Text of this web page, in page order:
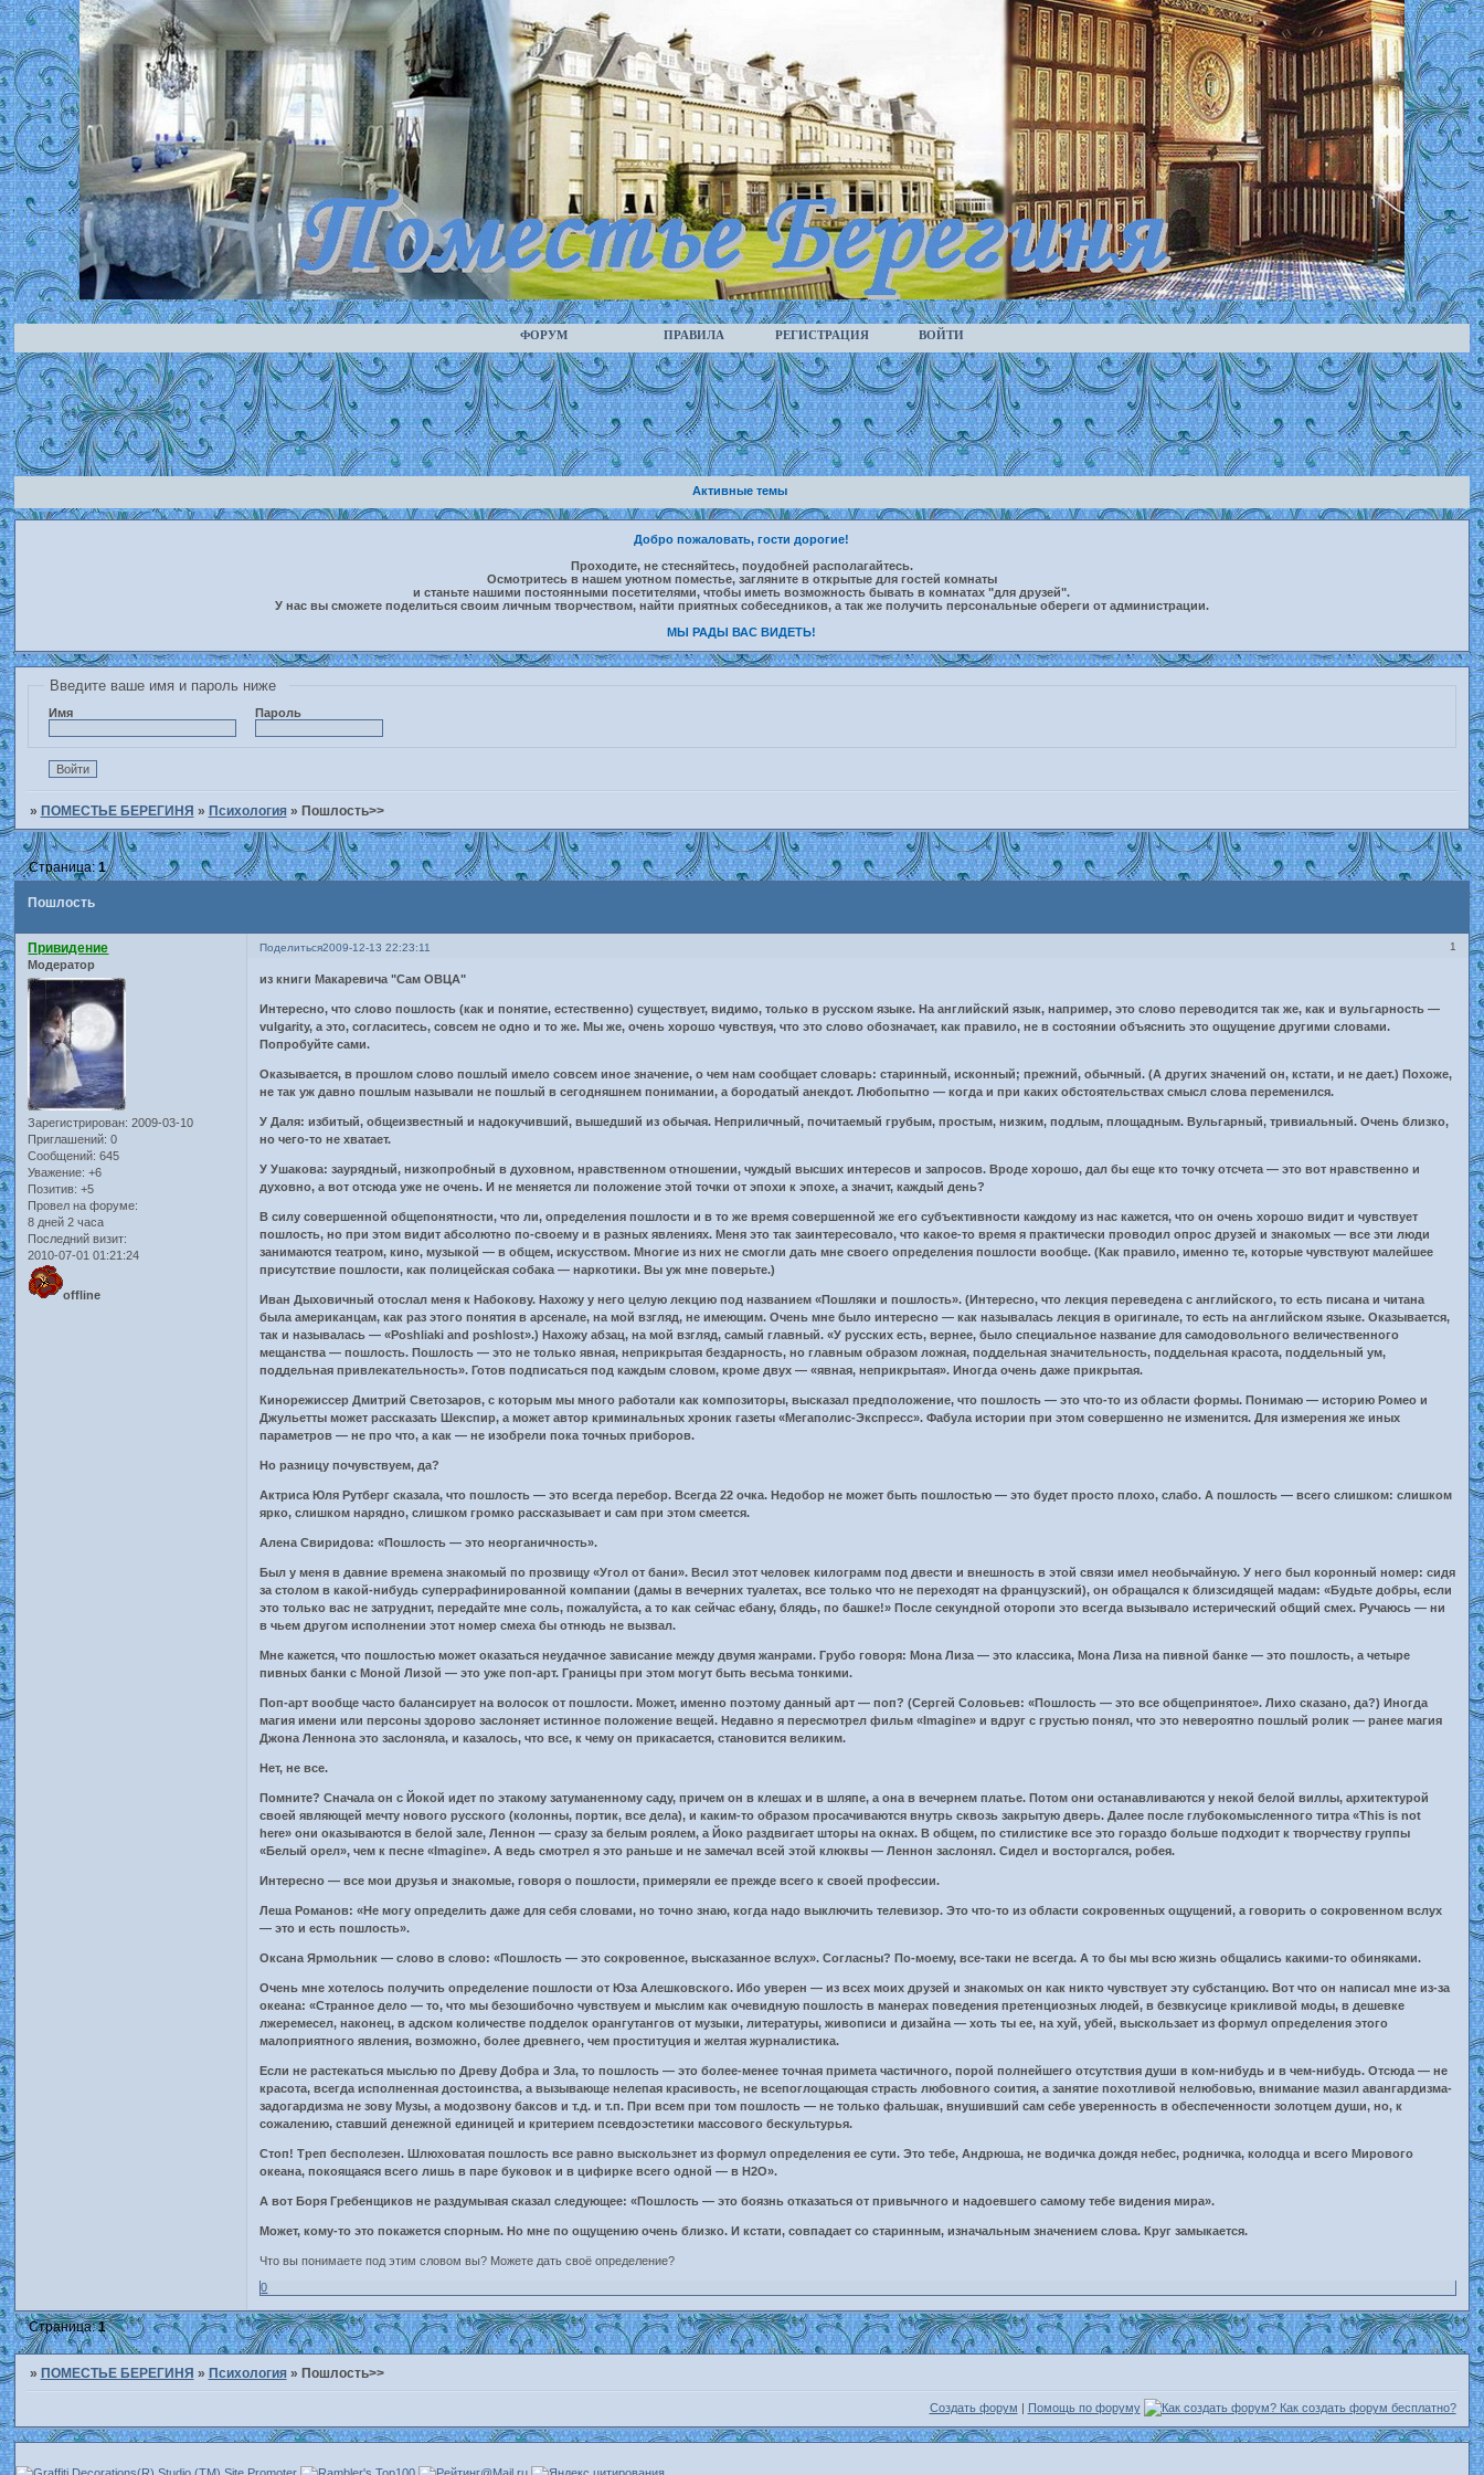
ФОРУМ ПРАВИЛА РЕГИСТРАЦИЯ ВОЙТИ
Активные темы
Добро пожаловать, гости дорогие!
Проходите, не стесняйтесь, поудобней располагайтесь.
Осмотритесь в нашем уютном поместье, загляните в открытые для гостей комнаты
и станьте нашими постоянными посетителями, чтобы иметь возможность бывать в комнатах "для друзей".
У нас вы сможете поделиться своим личным творчеством, найти приятных собеседников, а так же получить персональные обереги от администрации.
МЫ РАДЫ ВАС ВИДЕТЬ!
Введите ваше имя и пароль ниже
Имя Пароль
» ПОМЕСТЬЕ БЕРЕГИНЯ » Психология » Пошлость>>
Пошлость
Страница:1
Поделиться 1
2009-12-13 22:23:11
Привидение
Модератор
Зарегистрирован: 2009-03-10
Приглашений: 0
Сообщений: 645
Уважение: +6
Позитив: +5
Провел на форуме:
8 дней 2 часа
Последний визит:
2010-07-01 01:21:24
offline
из книги Макаревича "Сам ОВЦА"
Интересно, что слово пошлость (как и понятие, естественно) существует, видимо, только в русском языке. На английский язык, например, это слово переводится так же, как и вульгарность —
vulgarity, а это, согласитесь, совсем не одно и то же. Мы же, очень хорошо чувствуя, что это слово обозначает, как правило, не в состоянии объяснить это ощущение другими словами.
Попробуйте сами.
Оказывается, в прошлом слово пошлый имело совсем иное значение, о чем нам сообщает словарь: старинный, исконный; прежний, обычный. (А других значений он, кстати, и не дает.) Похоже,
не так уж давно пошлым называли не пошлый в сегодняшнем понимании, а бородатый анекдот. Любопытно — когда и при каких обстоятельствах смысл слова переменился.
У Даля: избитый, общеизвестный и надокучивший, вышедший из обычая. Неприличный, почитаемый грубым, простым, низким, подлым, площадным. Вульгарный, тривиальный. Очень близко,
но чего-то не хватает.
У Ушакова: заурядный, низкопробный в духовном, нравственном отношении, чуждый высших интересов и запросов. Вроде хорошо, дал бы еще кто точку отсчета — это вот нравственно и
духовно, а вот отсюда уже не очень. И не меняется ли положение этой точки от эпохи к эпохе, а значит, каждый день?
В силу совершенной общепонятности, что ли, определения пошлости и в то же время совершенной же его субъективности каждому из нас кажется, что он очень хорошо видит и чувствует
пошлость, но при этом видит абсолютно по-своему и в разных явлениях. Меня это так заинтересовало, что какое-то время я практически проводил опрос друзей и знакомых — все эти люди
занимаются театром, кино, музыкой — в общем, искусством. Многие из них не смогли дать мне своего определения пошлости вообще. (Как правило, именно те, которые чувствуют малейшее
присутствие пошлости, как полицейская собака — наркотики. Вы уж мне поверьте.)
Иван Дыховичный отослал меня к Набокову. Нахожу у него целую лекцию под названием «Пошляки и пошлость». (Интересно, что лекция переведена с английского, то есть писана и читана
была американцам, как раз этого понятия в арсенале, на мой взгляд, не имеющим. Очень мне было интересно — как называлась лекция в оригинале, то есть на английском языке. Оказывается,
так и называлась — «Poshliaki and poshlost».) Нахожу абзац, на мой взгляд, самый главный. «У русских есть, вернее, было специальное название для самодовольного величественного
мещанства — пошлость. Пошлость — это не только явная, неприкрытая бездарность, но главным образом ложная, поддельная значительность, поддельная красота, поддельный ум,
поддельная привлекательность». Готов подписаться под каждым словом, кроме двух — «явная, неприкрытая». Иногда очень даже прикрытая.
Кинорежиссер Дмитрий Светозаров, с которым мы много работали как композиторы, высказал предположение, что пошлость — это что-то из области формы. Понимаю — историю Ромео и
Джульетты может рассказать Шекспир, а может автор криминальных хроник газеты «Мегаполис-Экспресс». Фабула истории при этом совершенно не изменится. Для измерения же иных
параметров — не про что, а как — не изобрели пока точных приборов.
Но разницу почувствуем, да?
Актриса Юля Рутберг сказала, что пошлость — это всегда перебор. Всегда 22 очка. Недобор не может быть пошлостью — это будет просто плохо, слабо. А пошлость — всего слишком: слишком
ярко, слишком нарядно, слишком громко рассказывает и сам при этом смеется.
Алена Свиридова: «Пошлость — это неорганичность».
Был у меня в давние времена знакомый по прозвищу «Угол от бани». Весил этот человек килограмм под двести и внешность в этой связи имел необычайную. У него был коронный номер: сидя
за столом в какой-нибудь суперрафинированной компании (дамы в вечерних туалетах, все только что не переходят на французский), он обращался к близсидящей мадам: «Будьте добры, если
это только вас не затруднит, передайте мне соль, пожалуйста, а то как сейчас ебану, блядь, по башке!» После секундной оторопи это всегда вызывало истерический общий смех. Ручаюсь — ни
в чьем другом исполнении этот номер смеха бы отнюдь не вызвал.
Мне кажется, что пошлостью может оказаться неудачное зависание между двумя жанрами. Грубо говоря: Мона Лиза — это классика, Мона Лиза на пивной банке — это пошлость, а четыре
пивных банки с Моной Лизой — это уже поп-арт. Границы при этом могут быть весьма тонкими.
Поп-арт вообще часто балансирует на волосок от пошлости. Может, именно поэтому данный арт — поп? (Сергей Соловьев: «Пошлость — это все общепринятое». Лихо сказано, да?) Иногда
магия имени или персоны здорово заслоняет истинное положение вещей. Недавно я пересмотрел фильм «Imagine» и вдруг с грустью понял, что это невероятно пошлый ролик — ранее магия
Джона Леннона это заслоняла, и казалось, что все, к чему он прикасается, становится великим.
Нет, не все.
Помните? Сначала он с Йокой идет по этакому затуманенному саду, причем он в клешах и в шляпе, а она в вечернем платье. Потом они останавливаются у некой белой виллы, архитектурой
своей являющей мечту нового русского (колонны, портик, все дела), и каким-то образом просачиваются внутрь сквозь закрытую дверь. Далее после глубокомысленного титра «This is not
here» они оказываются в белой зале, Леннон — сразу за белым роялем, а Йоко раздвигает шторы на окнах. В общем, по стилистике все это гораздо больше подходит к творчеству группы
«Белый орел», чем к песне «Imagine». А ведь смотрел я это раньше и не замечал всей этой клюквы — Леннон заслонял. Сидел и восторгался, робея.
Интересно — все мои друзья и знакомые, говоря о пошлости, примеряли ее прежде всего к своей профессии.
Леша Романов: «Не могу определить даже для себя словами, но точно знаю, когда надо выключить телевизор. Это что-то из области сокровенных ощущений, а говорить о сокровенном вслух
— это и есть пошлость».
Оксана Ярмольник — слово в слово: «Пошлость — это сокровенное, высказанное вслух». Согласны? По-моему, все-таки не всегда. А то бы мы всю жизнь общались какими-то обиняками.
Очень мне хотелось получить определение пошлости от Юза Алешковского. Ибо уверен — из всех моих друзей и знакомых он как никто чувствует эту субстанцию. Вот что он написал мне из-за
океана: «Странное дело — то, что мы безошибочно чувствуем и мыслим как очевидную пошлость в манерах поведения претенциозных людей, в безвкусице крикливой моды, в дешевке
лжеремесел, наконец, в адском количестве подделок орангутангов от музыки, литературы, живописи и дизайна — хоть ты ее, на хуй, убей, выскользает из формул определения этого
малоприятного явления, возможно, более древнего, чем проституция и желтая журналистика.
Если не растекаться мыслью по Древу Добра и Зла, то пошлость — это более-менее точная примета частичного, порой полнейшего отсутствия души в ком-нибудь и в чем-нибудь. Отсюда — не
красота, всегда исполненная достоинства, а вызывающе нелепая красивость, не всепоглощающая страсть любовного соития, а занятие похотливой нелюбовью, внимание мазил авангардизма-
задогардизма не зову Музы, а модозвону баксов и т.д. и т.п. При всем при том пошлость — не только фальшак, внушивший сам себе уверенность в обеспеченности золотцем души, но, к
сожалению, ставший денежной единицей и критерием псевдоэстетики массового бескультурья.
Стоп! Треп бесполезен. Шлюховатая пошлость все равно выскользнет из формул определения ее сути. Это тебе, Андрюша, не водичка дождя небес, родничка, колодца и всего Мирового
океана, покоящаяся всего лишь в паре буковок и в цифирке всего одной — в Н2О».
А вот Боря Гребенщиков не раздумывая сказал следующее: «Пошлость — это боязнь отказаться от привычного и надоевшего самому тебе видения мира».
Может, кому-то это покажется спорным. Но мне по ощущению очень близко. И кстати, совпадает со старинным, изначальным значением слова. Круг замыкается.
Что вы понимаете под этим словом вы? Можете дать своё определение?
0
Страница:1
» ПОМЕСТЬЕ БЕРЕГИНЯ » Психология » Пошлость>>
Создать форум Помощь по форуму